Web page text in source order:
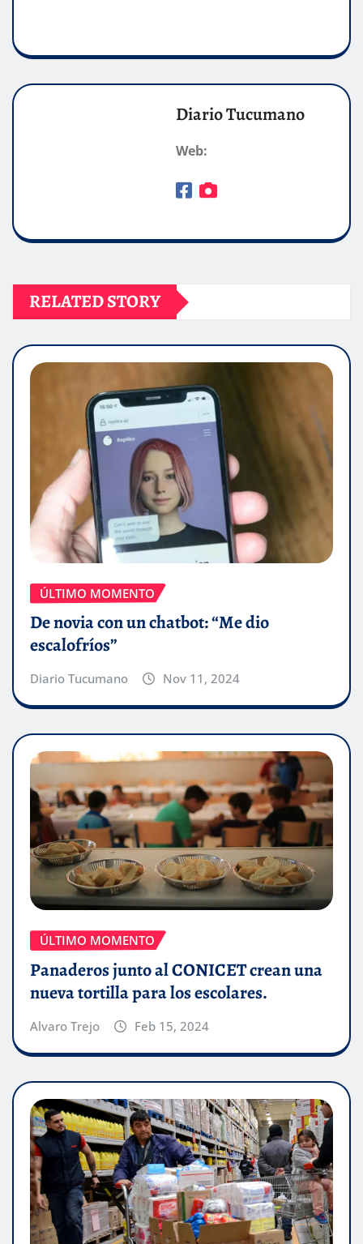
Diario Tucumano
Web:
RELATED STORY
ÚLTIMO MOMENTO
De novia con un chatbot: “Me dio
escalofríos”
Diario Tucumano Nov 11, 2024
ÚLTIMO MOMENTO
Panaderos junto al CONICET crean una
nueva tortilla para los escolares.
Alvaro Trejo Feb 15, 2024